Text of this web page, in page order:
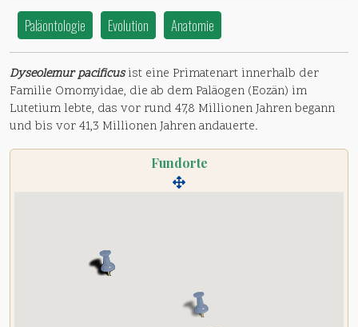
Paläontologie Evolution Anatomie
Dyseolemur pacificusist eine Primatenart innerhalb der
Familie Omomyidae, die ab dem Paläogen (Eozän) im
Lutetium lebte, das vor rund 47,8 Millionen Jahren begann
und bis vor 41,3 Millionen Jahren andauerte.
Fundorte